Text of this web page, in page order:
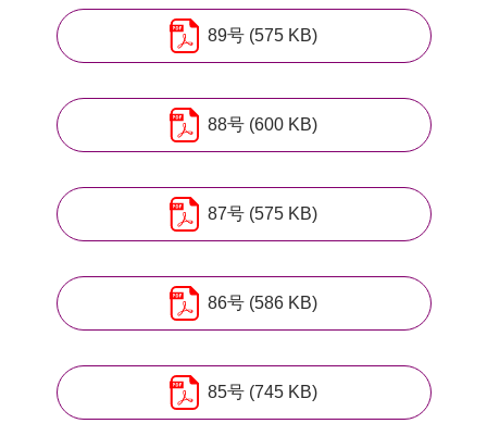
89号 (575 KB)
88号 (600 KB)
87号 (575 KB)
86号 (586 KB)
85号 (745 KB)